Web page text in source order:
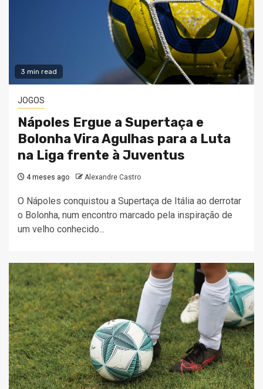
3 min read
JOGOS
Nápoles Ergue a Supertaça e
Bolonha Vira Agulhas para a Luta
na Liga frente à Juventus
4 meses ago Alexandre Castro
O Nápoles conquistou a Supertaça de Itália ao derrotar
o Bolonha, num encontro marcado pela inspiração de
um velho conhecido...